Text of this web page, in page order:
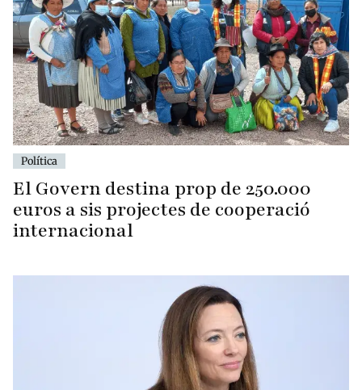
Política
El Govern destina prop de 250.000
euros a sis projectes de cooperació
internacional